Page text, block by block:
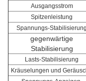
Ausgangsstrom
Spitzenleistung
Spannungs-Stabilisierung
gegenwärtige
Stabilisierung
Lasts-Stabilisierung
Kräuselungen und